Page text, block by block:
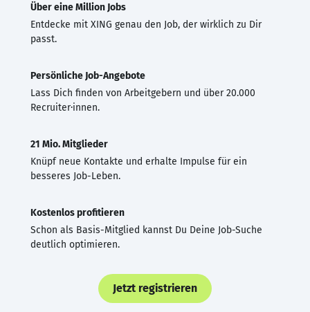
Über eine Million Jobs
Entdecke mit XING genau den Job, der wirklich zu Dir
passt.
Persönliche Job-Angebote
Lass Dich finden von Arbeitgebern und über 20.000
Recruiter·innen.
21 Mio. Mitglieder
Knüpf neue Kontakte und erhalte Impulse für ein
besseres Job-Leben.
Kostenlos profitieren
Schon als Basis-Mitglied kannst Du Deine Job-Suche
deutlich optimieren.
Jetzt registrieren